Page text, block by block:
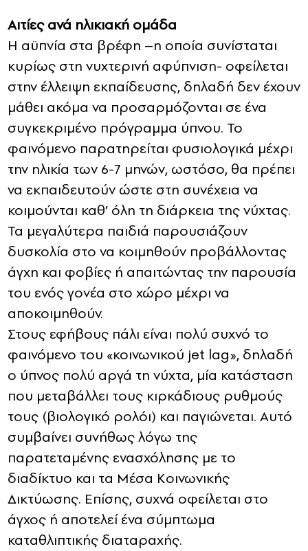
Αιτίες ανά ηλικιακή ομάδα
Η αϋπνία στα βρέφη –η οποία συνίσταται
κυρίως στη νυχτερινή αφύπνιση- οφείλεται
στην έλλειψη εκπαίδευσης, δηλαδή δεν έχουν
μάθει ακόμα να προσαρμόζονται σε ένα
συγκεκριμένο πρόγραμμα ύπνου. Το
φαινόμενο παρατηρείται φυσιολογικά μέχρι
την ηλικία των 6-7 μηνών, ωστόσο, θα πρέπει
να εκπαιδευτούν ώστε στη συνέχεια να
κοιμούνται καθ’ όλη τη διάρκεια της νύχτας.
Τα μεγαλύτερα παιδιά παρουσιάζουν
δυσκολία στο να κοιμηθούν προβάλλοντας
άγχη και φοβίες ή απαιτώντας την παρουσία
του ενός γονέα στο χώρο μέχρι να
αποκοιμηθούν.
Στους εφήβους πάλι είναι πολύ συχνό το
φαινόμενο του «κοινωνικού jet lag», δηλαδή
ο ύπνος πολύ αργά τη νύχτα, μία κατάσταση
που μεταβάλλει τους κιρκάδιους ρυθμούς
τους (βιολογικό ρολόι) και παγιώνεται. Αυτό
συμβαίνει συνήθως λόγω της
παρατεταμένης ενασχόλησης με το
διαδίκτυο και τα Μέσα Κοινωνικής
Δικτύωσης. Επίσης, συχνά οφείλεται στο
άγχος ή αποτελεί ένα σύμπτωμα
καταθλιπτικής διαταραχής.